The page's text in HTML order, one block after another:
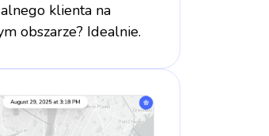
klienta na
obszarze? Idealnie.